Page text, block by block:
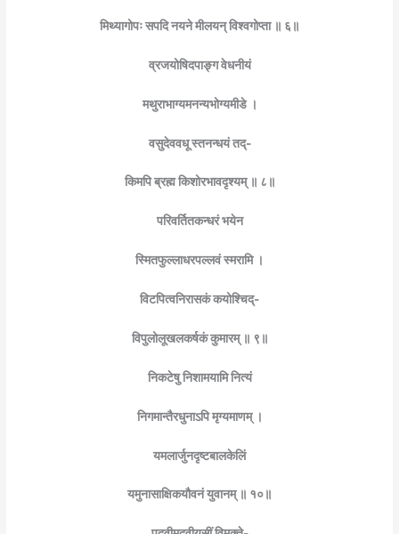
मिथ्यागोपः सपदि नयने मीलयन् विश्वगोप्ता ॥ ६॥
व्रजयोषिदपाङ्ग वेधनीयं
मथुराभाग्यमनन्यभोग्यमीडे ।
वसुदेववधू स्तनन्धयं तद्-
किमपि ब्रह्म किशोरभावदृश्यम् ॥ ८॥
परिवर्तितकन्धरं भयेन
स्मितफुल्लाधरपल्लवं स्मरामि ।
विटपित्वनिरासकं कयोश्चिद्-
विपुलोलूखलकर्षकं कुमारम् ॥ ९॥
निकटेषु निशामयामि नित्यं
निगमान्तैरधुनाऽपि मृग्यमाणम् ।
यमलार्जुनदृष्टबालकेलिं
यमुनासाक्षिकयौवनं युवानम् ॥ १०॥